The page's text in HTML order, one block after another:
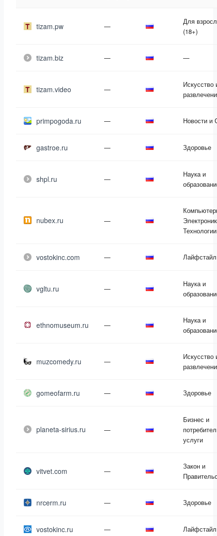
tizam.pw —
Для
(18+)
tizam.biz — —
tizam.video —
Искусство
primpogoda.ru — Новости
gastroe.ru — Здоровье
shpl.ru —
Наука и
nubex.ru —
Технологии
vostokinc.com — Лайфстайл
vgltu.ru —
Наука и
ethnomuseum.ru —
Наука и
muzcomedy.ru —
Искусство
gomeofarm.ru — Здоровье
planeta-sirius.ru —
Бизнес и
услуги
vitvet.com —
Закон и
nrcerm.ru — Здоровье
vostokinc.ru — Лайфстайл